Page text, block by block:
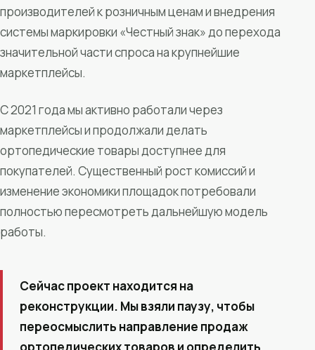
производителей к розничным ценам и внедрения
системы маркировки «Честный знак» до перехода
значительной части спроса на крупнейшие
маркетплейсы.
С 2021 года мы активно работали через
маркетплейсы и продолжали делать
ортопедические товары доступнее для
покупателей. Существенный рост комиссий и
изменение экономики площадок потребовали
полностью пересмотреть дальнейшую модель
работы.
Сейчас проект находится на
реконструкции. Мы взяли паузу, чтобы
переосмыслить направление продаж